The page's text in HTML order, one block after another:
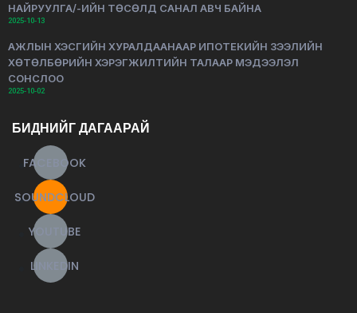
НАЙРУУЛГА/-ИЙН ТӨСӨЛД САНАЛ АВЧ БАЙНА
2025-10-13
АЖЛЫН ХЭСГИЙН ХУРАЛДААНААР ИПОТЕКИЙН ЗЭЭЛИЙН
ХӨТӨЛБӨРИЙН ХЭРЭГЖИЛТИЙН ТАЛААР МЭДЭЭЛЭЛ
СОНСЛОО
2025-10-02
БИДНИЙГ ДАГААРАЙ
FACEBOOK
SOUNDCLOUD
YOUTUBE
LINKEDIN